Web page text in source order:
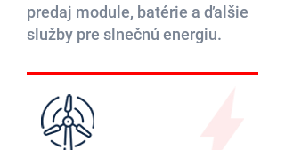
predaj module, batérie a ďalšie
služby pre slnečnú energiu.